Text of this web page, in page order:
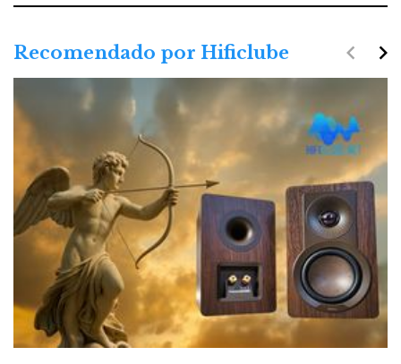
Recomendado por Hificlube navigate_next
navigate_before